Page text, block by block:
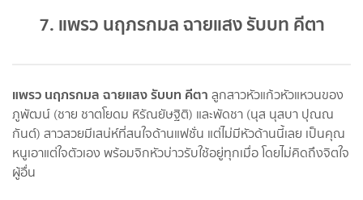
7. แพรว นฤภรกมล ฉายแสง รับบท คีตา
แพรว นฤภรกมล ฉายแสง รับบท คีตา ลูกสาวหัวแก้วหัวแหวนของ
ภูพัฒน์ (ชาย ชาตโยดม หิรัณยัษฐิติ) และพัดชา (นุส นุสบา ปุณณ
กันต์) สาวสวยมีเสน่ห์ที่สนใจด้านแฟชั่น แต่ไม่มีหัวด้านนี้เลย เป็นคุณ
หนูเอาแต่ใจตัวเอง พร้อมจิกหัวบ่าวรับใช้อยู่ทุกเมื่อ โดยไม่คิดถึงจิตใจ
ผู้อื่น